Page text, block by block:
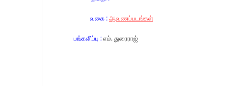
வகை :ஆவணப்படங்கள்
பங்களிப்பு :எம். துரைராஜ்